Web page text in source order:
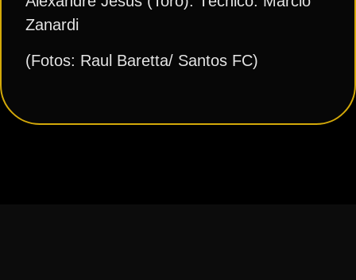
Zanardi
(Fotos: Raul Baretta/ Santos FC)